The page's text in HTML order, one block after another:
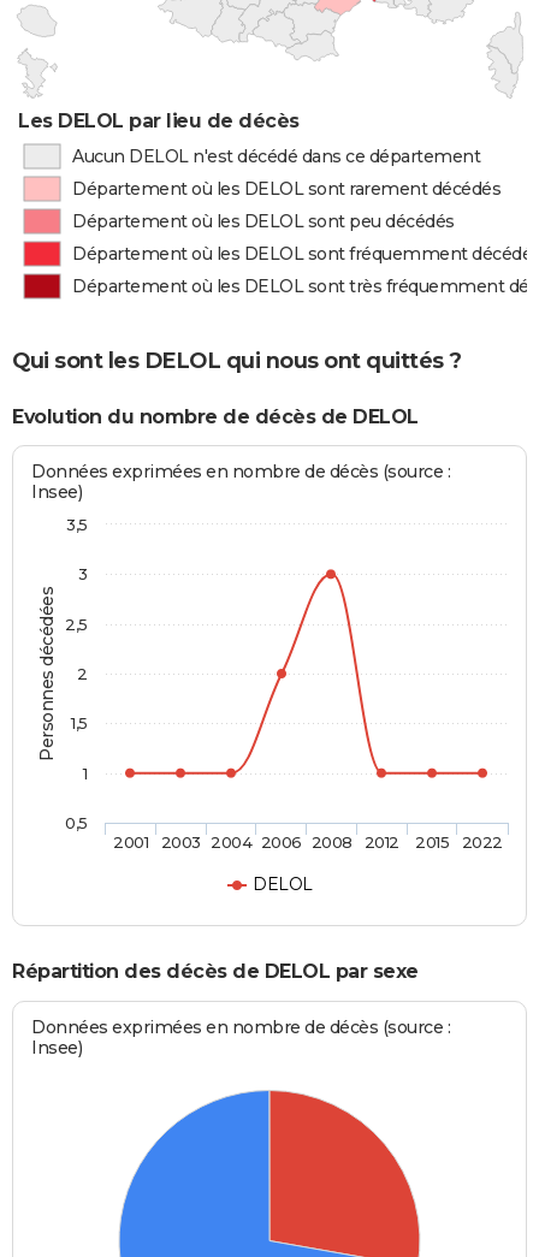
Les DELOL par lieu de décès
Aucun DELOL n'est décédé dans ce département
Département où les DELOL sont rarement décédés
Département où les DELOL sont peu décédés
Département où les DELOL sont fréquemment
Département où les DELOL sont très fréquemment
Qui sont les DELOL qui nous ont quittés ?
Evolution du nombre de décès de DELOL
Personnes décédées
Données exprimées en nombre de décès (source :
Insee)
DELOL
2001 2003 2004 2006 2008 2012 2015 2022
0,5
1
1,5
2
2,5
3
3,5
Répartition des décès de DELOL par sexe
Données exprimées en nombre de décès (source :
Insee)